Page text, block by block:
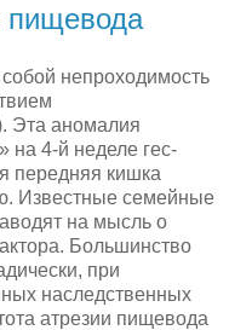
пищевода
непро­ходимость
Эта аномалия
на 4-й неделе гес­
передняя кишка
Известные семей­ные
на мысль о
Большинство
при
наследственных
атрезии пищевода